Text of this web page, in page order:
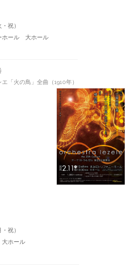
祝）
ホール 大ホール
「火の鳥」全曲（1910年）
祝）
ホール